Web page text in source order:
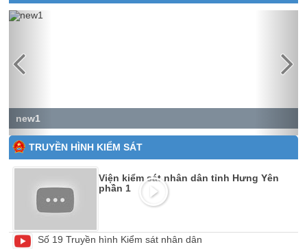
new1
Previous
TRUYỀN HÌNH KIỂM SÁT
Viện kiểm sát nhân dân tỉnh Hưng Yên
phần 1
Số 19 Truyền hình Kiểm sát nhân dân